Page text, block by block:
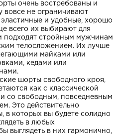
очень востребованы и
вовсе не ограничивают
и удобные, хорошо
всего их выбирают для
подходят стройным мужчинам
телосложением. Их лучше
майками или
кедами или
шорты свободного кроя,
как с классической
со свободным, повседневным
Это действительно
в которых вы будете солидно
в любых
выглядеть в них гармонично,